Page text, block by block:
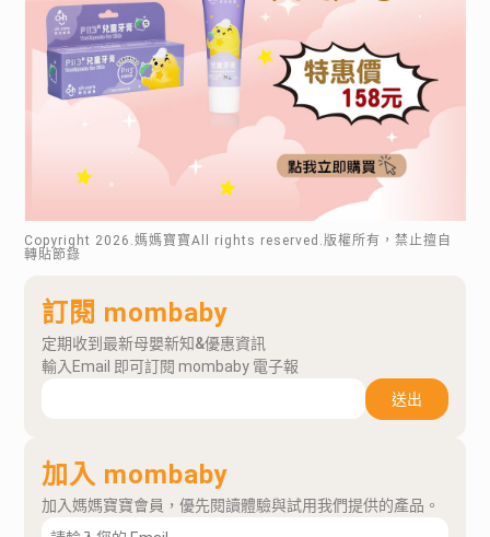
Copyright 2026 .媽媽寶寶All rights reserved.版權所有，禁止擅自
轉貼節錄
訂閱 mombaby
定期收到最新母嬰新知&優惠資訊
輸入Email 即可訂閱 mombaby 電子報
送出
加入 mombaby
加入媽媽寶寶會員，優先閱讀體驗與試用我們提供的產品。